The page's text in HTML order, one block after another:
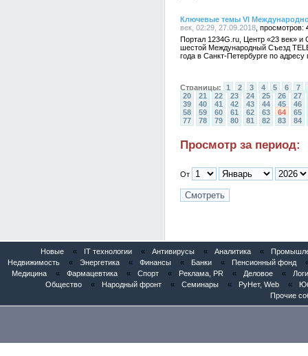
Ключевые темы VI
век, 02:29, 27.09.2018
Портал 1234G.ru, Центр «23 век»
шестой Международный Съезд
года в Санкт-Петербурге по
Страницы: 1 2 3 4 5 6
7
20
21 22 23 24 25 26
27
39
40 41 42 43 44 45
46
58
59 60 61 62 63 64
65
77
78 79 80 81 82 83 84
Просмотр за период:
От
Новые « IT технологии « Антивирусы « Аналитика «
Недвижимость
« Энергетика « Финансы « Банки « Пенсионный фонд
Медицина
« Фармацевтика « Спорт « Реклама, PR « Деловое «
Общество
« Народный фронт « Семинары « РуНет, Web «
Прочие